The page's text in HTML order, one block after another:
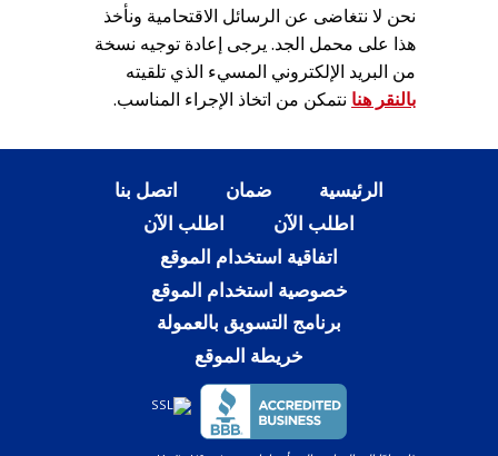
نحن لا نتغاضى عن الرسائل الاقتحامية ونأخذ
هذا على محمل الجد. يرجى إعادة توجيه نسخة
من البريد الإلكتروني المسيء الذي تلقيته
بالنقر هنا نتمكن من اتخاذ الإجراء المناسب.
الرئيسية ضمان
اتصل بنا
اطلب الآن
اطلب الآن
اتفاقية استخدام الموقع
خصوصية استخدام الموقع
برنامج التسويق بالعمولة
خريطة الموقع